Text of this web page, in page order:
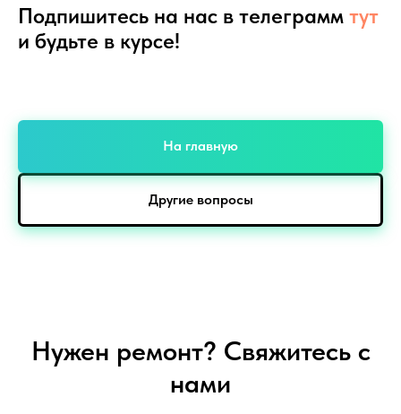
Подпишитесь на нас в телеграмм тут
и будьте в курсе!
На главную
Другие вопросы
Нужен ремонт? Свяжитесь с
нами